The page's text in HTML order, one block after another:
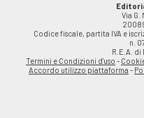
Via G.
Codice fiscale, partita IVA e
n.
R.E.A. di
Termini e Condizioni d'uso -
Accordo utilizzo piattaforma -